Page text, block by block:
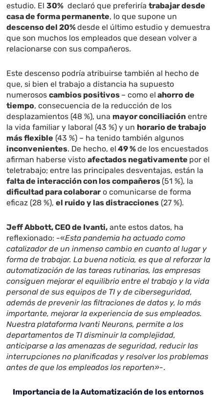
estudio. El30% declaró que preferiríatrabajar desde
casa de forma permanente, lo que supone un
descenso del 20%desde el último estudio y demuestra
que son muchos los empleados que desean volver a
relacionarse con sus compañeros.
Este descenso podría atribuirse también al hecho de
que, si bien el trabajo a distancia ha supuesto
numerososcambios positivos – como el ahorro de
tiempo, consecuencia de la reducción de los
desplazamientos (48 %), una mayor conciliación entre
la vida familiar y laboral (43 %) y un horario de trabajo
más flexible (43 %) – ha tenido también algunos
inconvenientes. De hecho, el 49 %de los encuestados
afirman haberse vistoafectados negativamente por el
teletrabajo; entre las principales desventajas, están la
falta de interacción con los compañeros (51 %), la
dificultad para colaborar o comunicarse de forma
eficaz (28 %),el ruido y las distracciones (27 %).
Jeff Abbott, CEO de Ivanti, ante estos datos, ha
reflexionado: -«Esta pandemia ha actuado como
catalizador de un inmenso cambio en cuanto al lugar y
forma de trabajar. La buena noticia, es que al reforzar la
automatización de las tareas rutinarias, las empresas
consiguen mejorar el equilibrio entre el trabajo y la vida
personal de sus equipos de TI y de ciberseguridad,
además de prevenir las filtraciones de datos y, lo más
importante, mejorar la experiencia de sus empleados.
Nuestra plataforma Ivanti Neurons, permite a los
departamentos de TI disminuir la complejidad,
anticiparse a las amenazas de seguridad, reducir las
interrupciones no planificadas y resolver los problemas
antes de que los empleados los reporten»-.
Importancia de la Automatización de los entornos